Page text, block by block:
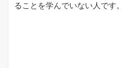
ることを学んでいない人です。